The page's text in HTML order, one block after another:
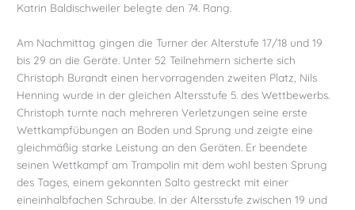
Katrin Baldischweiler belegte den 74. Rang.
Am Nachmittag gingen die Turner der Alterstufe 17/18 und 19
bis 29 an die Geräte. Unter 52 Teilnehmern sicherte sich
Christoph Burandt einen hervorragenden zweiten Platz, Nils
Henning wurde in der gleichen Altersstufe 5. des Wettbewerbs.
Christoph turnte nach mehreren Verletzungen seine erste
Wettkampfübungen an Boden und Sprung und zeigte eine
gleichmäßig starke Leistung an den Geräten. Er beendete
seinen Wettkampf am Trampolin mit dem wohl besten Sprung
des Tages, einem gekonnten Salto gestreckt mit einer
eineinhalbfachen Schraube. In der Altersstufe zwischen 19 und